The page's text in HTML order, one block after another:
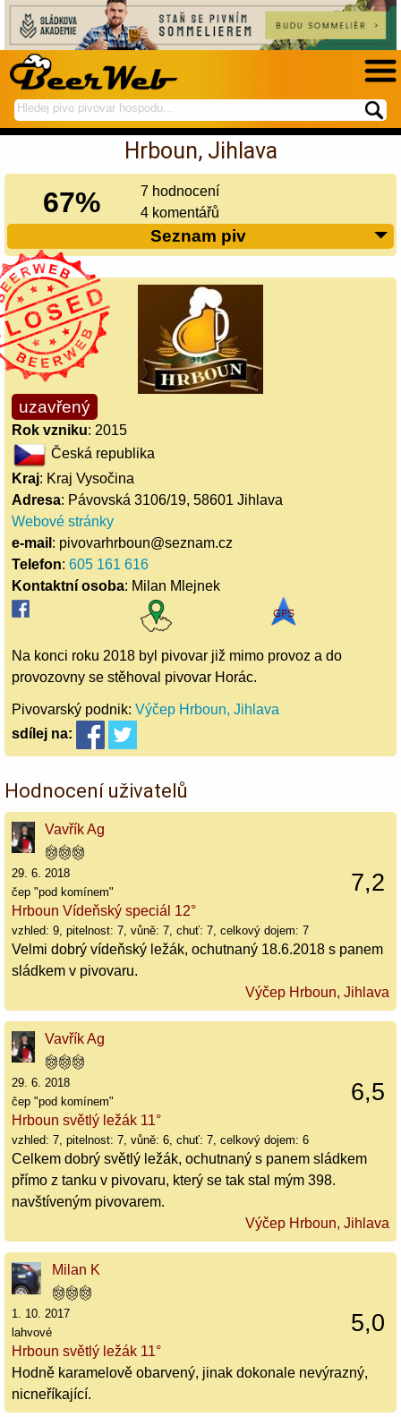
hledej
na
spustí
hledání
Hrboun, Jihlava
67%
7 hodnocení
4 komentářů
Seznam piv
uzavřený
Rok vzniku: 2015
Česká republika
Kraj: Kraj Vysočina
Adresa: Pávovská 3106/19, 58601 Jihlava
Webové stránky
e-mail : pivovarhrboun@seznam.cz
Telefon: 605 161 616
Kontaktní osoba: Milan Mlejnek
Na konci roku 2018 byl pivovar již mimo provoz a do
provozovny se stěhoval pivovar Horác.
Pivovarský podnik: Výčep Hrboun, Jihlava
sdílej na:
Hodnocení uživatelů
Vavřík Ag
7,2
29. 6. 2018
čep "pod komínem"
Hrboun Vídeňský speciál 12°
vzhled: 9, pitelnost: 7, vůně: 7, chuť: 7, celkový dojem: 7
Velmi dobrý vídeňský ležák, ochutnaný 18.6.2018 s panem
sládkem v pivovaru.
Výčep Hrboun, Jihlava
Vavřík Ag
6,5
29. 6. 2018
čep "pod komínem"
Hrboun světlý ležák 11°
vzhled: 7, pitelnost: 7, vůně: 6, chuť: 7, celkový dojem: 6
Celkem dobrý světlý ležák, ochutnaný s panem sládkem
přímo z tanku v pivovaru, který se tak stal mým 398.
navštíveným pivovarem.
Výčep Hrboun, Jihlava
Milan K
5,0
1. 10. 2017
lahvové
Hrboun světlý ležák 11°
Hodně karamelově obarvený, jinak dokonale nevýrazný,
nicneříkající.